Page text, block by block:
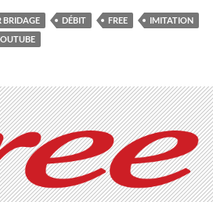
BRIDAGE DÉBIT FREE
IMITATION